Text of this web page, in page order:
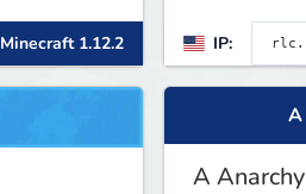
Minecraft 1.12.2 IP:
A
A